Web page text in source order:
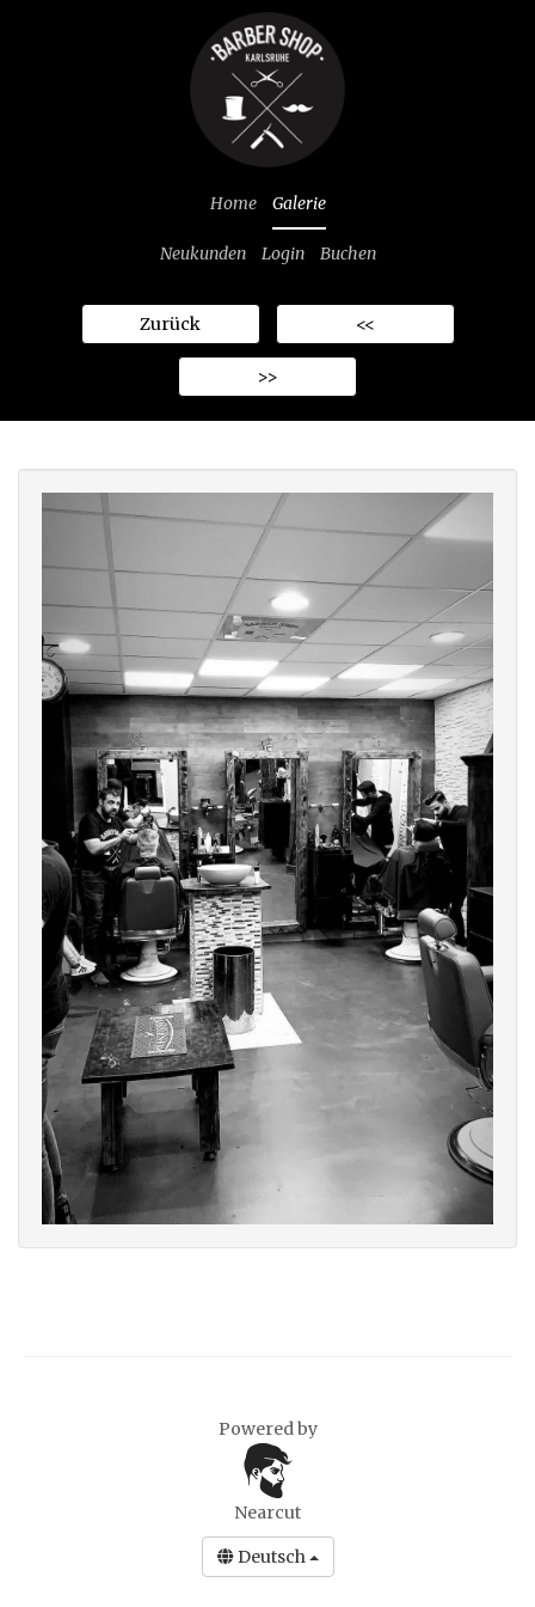
Home Galerie
Neukunden Login Buchen
Zurück <<
>>
Powered by
Nearcut
Deutsch